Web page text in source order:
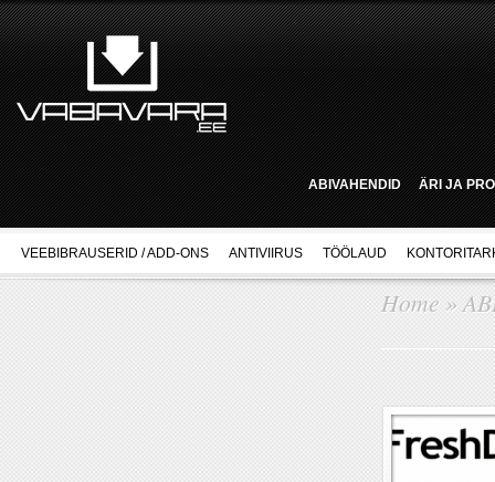
ABIVAHENDID ÄRI JA
VEEBIBRAUSERID / ADD-ONS ANTIVIIRUS TÖÖLAUD
Home »